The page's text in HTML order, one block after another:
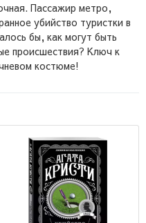
Пассажир метро,
убийство туристки в
бы, как могут быть
происшествия? Ключ к
костюме!